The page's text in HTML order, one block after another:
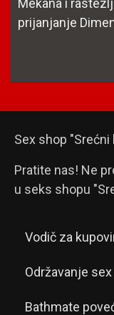
Mekana i
prijanjanje
Sex shop "Srećni
Pratite nas! Ne
u seks shopu
Vodič za
Održavanje
Bathmate